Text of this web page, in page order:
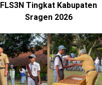
FLS3N Tingkat Kabupaten
Sragen 2026